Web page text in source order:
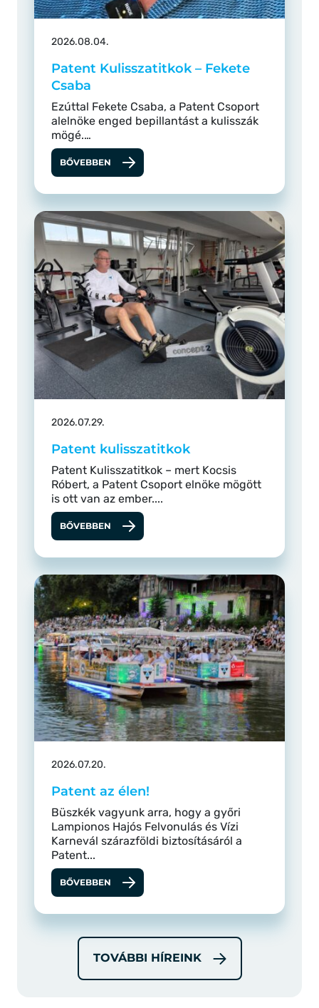
2026.08.04.
Patent Kulisszatitkok – Fekete
Csaba
Ezúttal Fekete Csaba, a Patent Csoport
alelnöke enged bepillantást a kulisszák
mögé.…
BŐVEBBEN
2026.07.29.
Patent kulisszatitkok
Patent Kulisszatitkok – mert Kocsis
Róbert, a Patent Csoport elnöke mögött
is ott van az ember....
BŐVEBBEN
2026.07.20.
Patent az élen!
Büszkék vagyunk arra, hogy a győri
Lampionos Hajós Felvonulás és Vízi
Karnevál szárazföldi biztosításáról a
Patent...
BŐVEBBEN
TOVÁBBI HÍREINK